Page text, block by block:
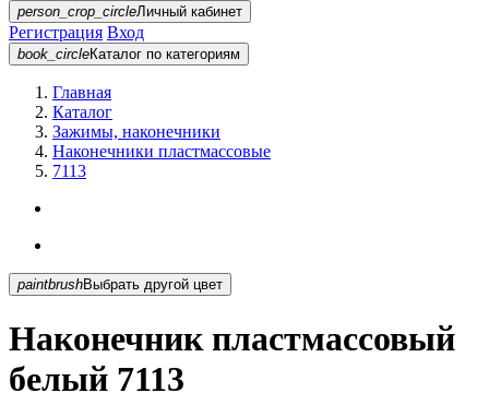
person_crop_circleЛичный кабинет
Регистрация Вход
book_circleКаталог по категориям
Главная
Каталог
Зажимы, наконечники
Наконечники пластмассовые
7113
paintbrush Выбрать другой цвет
Наконечник пластмассовый
белый 7113